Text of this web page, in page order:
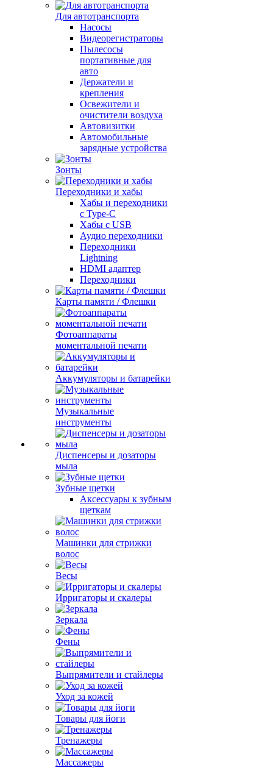
Для автотранспорта
Насосы
Видеорегистраторы
Пылесосы
портативные для
авто
Держатели и
крепления
Освежители и
очистители воздуха
Автовизитки
Автомобильные
зарядные устройства
Зонты
Переходники и хабы
Хабы и переходники
с Type-C
Хабы с USB
Аудио переходники
Переходники
Lightning
HDMI адаптер
Переходники
Карты памяти / Флешки
Фотоаппараты
моментальной печати
Аккумуляторы и батарейки
Музыкальные
инструменты
Диспенсеры и дозаторы
мыла
Зубные щетки
Аксессуары к зубным
щеткам
Машинки для стрижки
волос
Весы
Ирригаторы и скалеры
Зеркала
Фены
Выпрямители и стайлеры
Уход за кожей
Товары для йоги
Тренажеры
Массажеры